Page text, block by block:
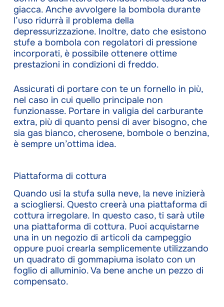
giacca. Anche avvolgere la bombola durante
l’uso ridurrà il problema della
depressurizzazione. Inoltre, dato che esistono
stufe a bombola con regolatori di pressione
incorporati, è possibile ottenere ottime
prestazioni in condizioni di freddo.
Assicurati di portare con te un fornello in più,
nel caso in cui quello principale non
funzionasse. Portare in valigia del carburante
extra, più di quanto pensi di aver bisogno, che
sia gas bianco, cherosene, bombole o benzina,
è sempre un’ottima idea.
Piattaforma di cottura
Quando usi la stufa sulla neve, la neve inizierà
a sciogliersi. Questo creerà una piattaforma di
cottura irregolare. In questo caso, ti sarà utile
una piattaforma di cottura. Puoi acquistarne
una in un negozio di articoli da campeggio
oppure puoi crearla semplicemente utilizzando
un quadrato di gommapiuma isolato con un
foglio di alluminio. Va bene anche un pezzo di
compensato.